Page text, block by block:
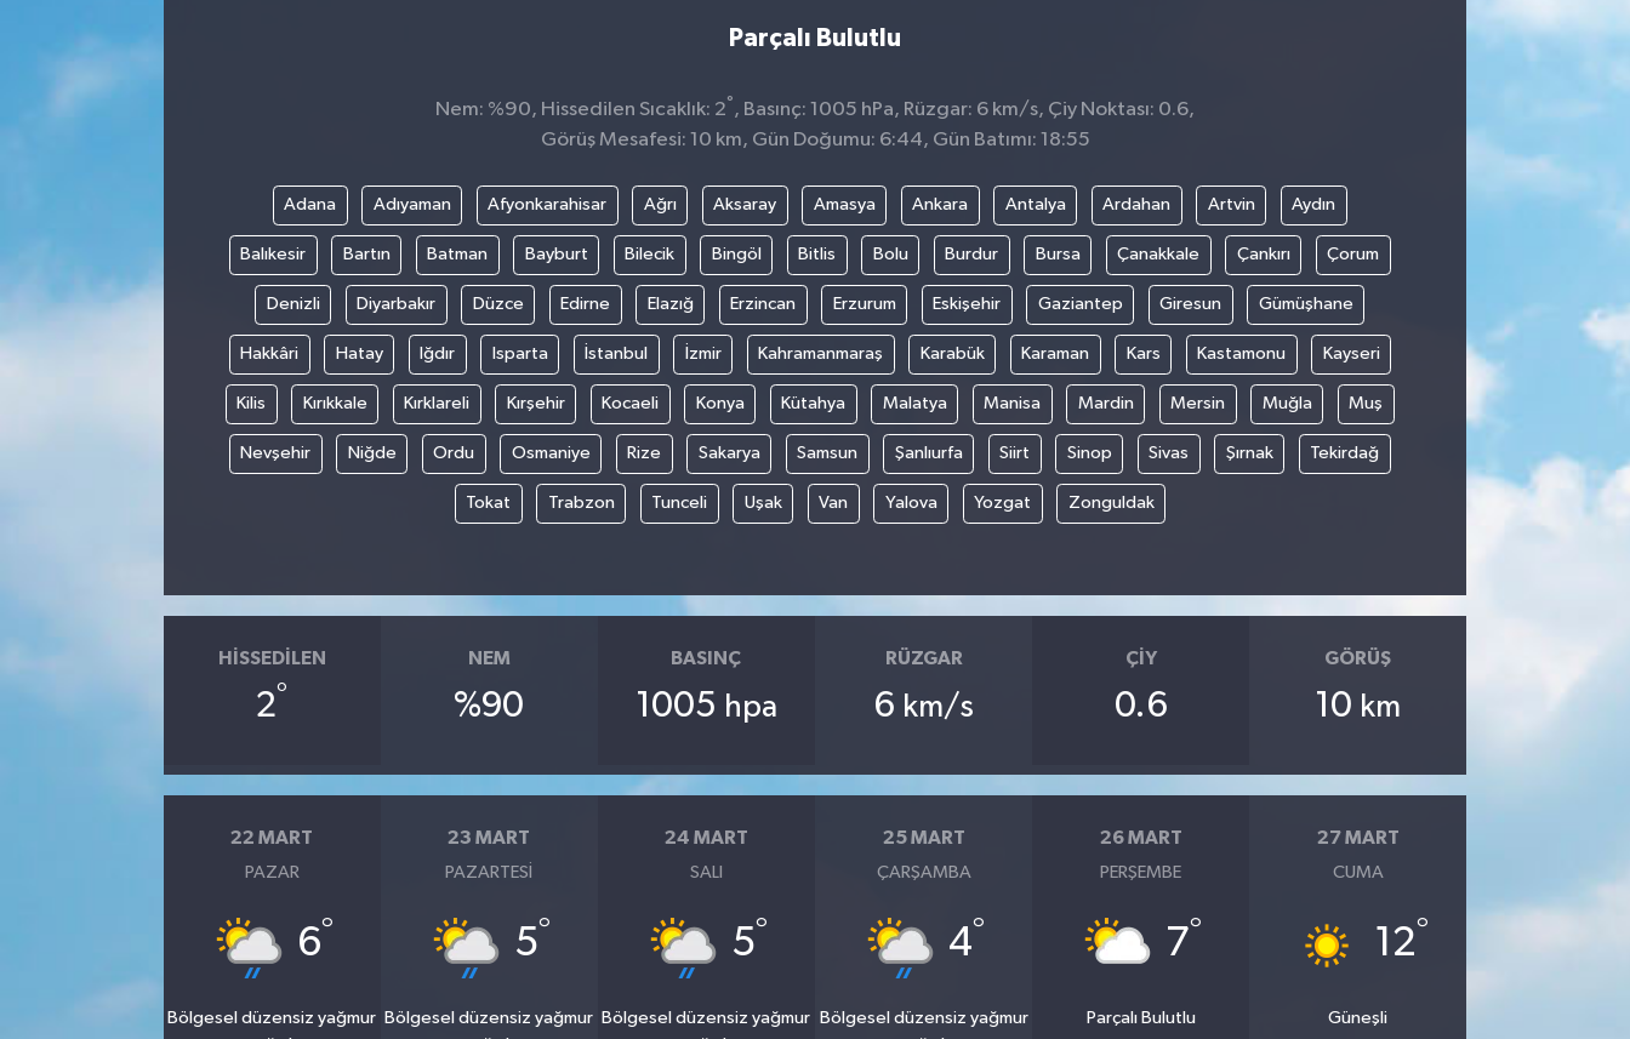
Parçalı Bulutlu
Nem: %90, Hissedilen Sıcaklık: 2° , Basınç: 1005 hPa, Rüzgar: 6 km/s, Çiy Noktası: 0.6,
Görüş Mesafesi: 10 km, Gün Doğumu: 6:44, Gün Batımı: 18:55
Adana Adıyaman Afyonkarahisar Ağrı Aksaray Amasya Ankara Antalya Ardahan Artvin Aydın
Balıkesir Bartın Batman Bayburt Bilecik Bingöl Bitlis Bolu Burdur Bursa Çanakkale Çankırı Çorum
Denizli Diyarbakır Düzce Edirne Elazığ Erzincan Erzurum Eskişehir Gaziantep Giresun Gümüşhane
Hakkâri Hatay Iğdır Isparta İstanbul İzmir Kahramanmaraş Karabük Karaman Kars Kastamonu Kayseri
Kilis Kırıkkale Kırklareli Kırşehir Kocaeli Konya Kütahya Malatya Manisa Mardin Mersin Muğla Muş
Nevşehir Niğde Ordu Osmaniye Rize Sakarya Samsun Şanlıurfa Siirt Sinop Sivas Şırnak Tekirdağ
Tokat Trabzon Tunceli Uşak Van Yalova Yozgat Zonguldak
HISSEDILEN
2°
NEM
%90
BASINÇ
1005 hpa
RÜZGAR
6 km/s
ÇIY
0.6
GÖRÜŞ
10 km
22 MART
PAZAR
6°
Bölgesel düzensiz yağmur
23 MART
PAZARTESI
5°
Bölgesel düzensiz yağmur
24 MART
SALI
5°
Bölgesel düzensiz yağmur
25 MART
ÇARŞAMBA
4°
Bölgesel düzensiz yağmur
26 MART
PERŞEMBE
7°
Parçalı Bulutlu
27 MART
CUMA
12°
Güneşli